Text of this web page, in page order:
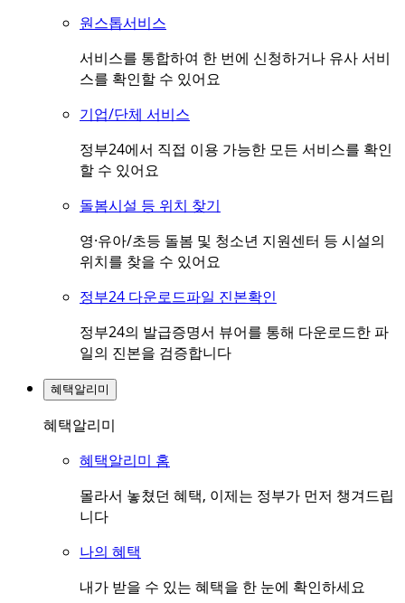
원스톱서비스
서비스를 통합하여 한 번에 신청하거나 유사 서비
스를 확인할 수 있어요
기업/단체 서비스
정부24에서 직접 이용 가능한 모든 서비스를 확인
할 수 있어요
돌봄시설 등 위치 찾기
영·유아/초등 돌봄 및 청소년 지원센터 등 시설의
위치를 찾을 수 있어요
정부24 다운로드파일 진본확인
정부24의 발급증명서 뷰어를 통해 다운로드한 파
일의 진본을 검증합니다
혜택알리미
혜택알리미
혜택알리미 홈
몰라서 놓쳤던 혜택, 이제는 정부가 먼저 챙겨드립
니다
나의 혜택
내가 받을 수 있는 혜택을 한 눈에 확인하세요